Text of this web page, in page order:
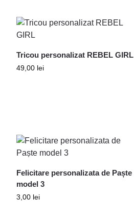
Tricou personalizat REBEL GIRL
49,00 lei
Felicitare personalizata de Paște
model 3
3,00 lei